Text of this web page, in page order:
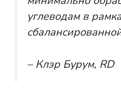
углеводам в
– Клэр Бурум, RD